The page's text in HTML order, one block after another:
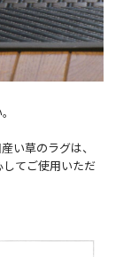
い草のラグは、
てご使用いただ